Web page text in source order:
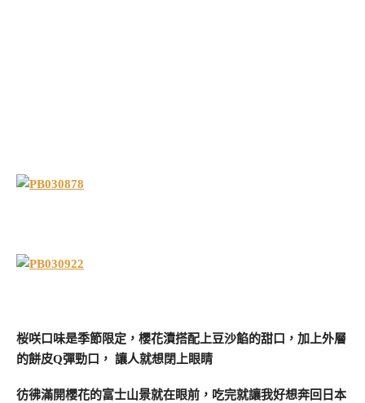
桜咲口味是季節限定，櫻花漬搭配上豆沙餡的甜口，加上外層
的餅皮Q彈勁口， 讓人就想閉上眼睛
彷彿滿開櫻花的富士山景就在眼前，吃完就讓我好想奔回日本